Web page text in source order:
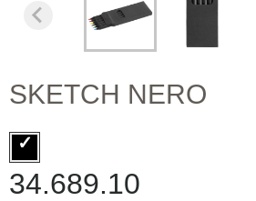
SKETCH NERO
34.689.10